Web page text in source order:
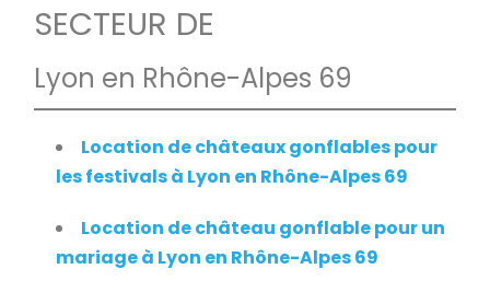
SECTEUR DE
Lyon en Rhône-Alpes 69
Location de châteaux gonflables pour
les festivals à Lyon en Rhône-Alpes 69
Location de château gonflable pour un
mariage à Lyon en Rhône-Alpes 69